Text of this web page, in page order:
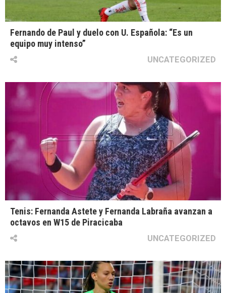
Fernando de Paul y duelo con U. Española: “Es un
equipo muy intenso”
UNCATEGORIZED
Tenis: Fernanda Astete y Fernanda Labraña avanzan a
octavos en W15 de Piracicaba
UNCATEGORIZED